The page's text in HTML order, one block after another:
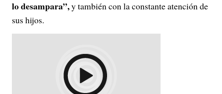
lo desampara”,y también con la constante atención de
sus hijos.